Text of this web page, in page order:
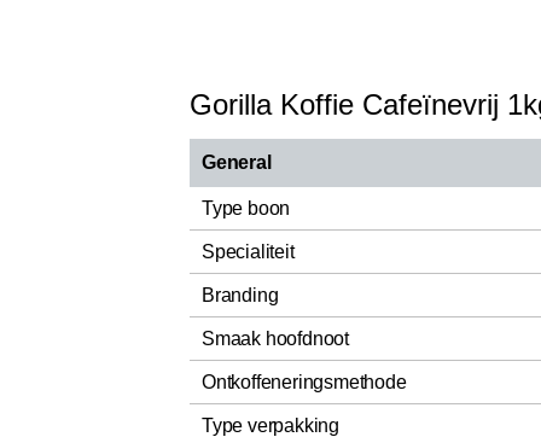
Gorilla Koffie Cafeïnevrij
General
Type boon
Specialiteit
Branding
Smaak hoofdnoot
Ontkoffeneringsmethode
Type verpakking